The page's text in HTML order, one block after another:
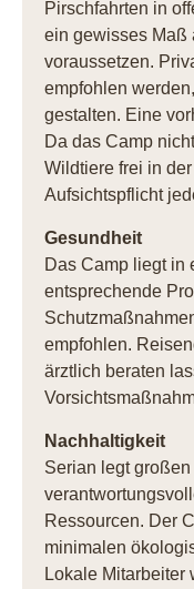
Pirschfahrten in
ein gewisses Maß
voraussetzen.
empfohlen
gestalten. Eine
Da das Camp
Wildtiere frei in
Aufsichtspflicht
Gesundheit
Das Camp liegt in
entsprechende
empfohlen.
ärztlich beraten
Nachhaltigkeit
Serian legt
Ressourcen. Der
minimalen
Lokale Mitarbeiter